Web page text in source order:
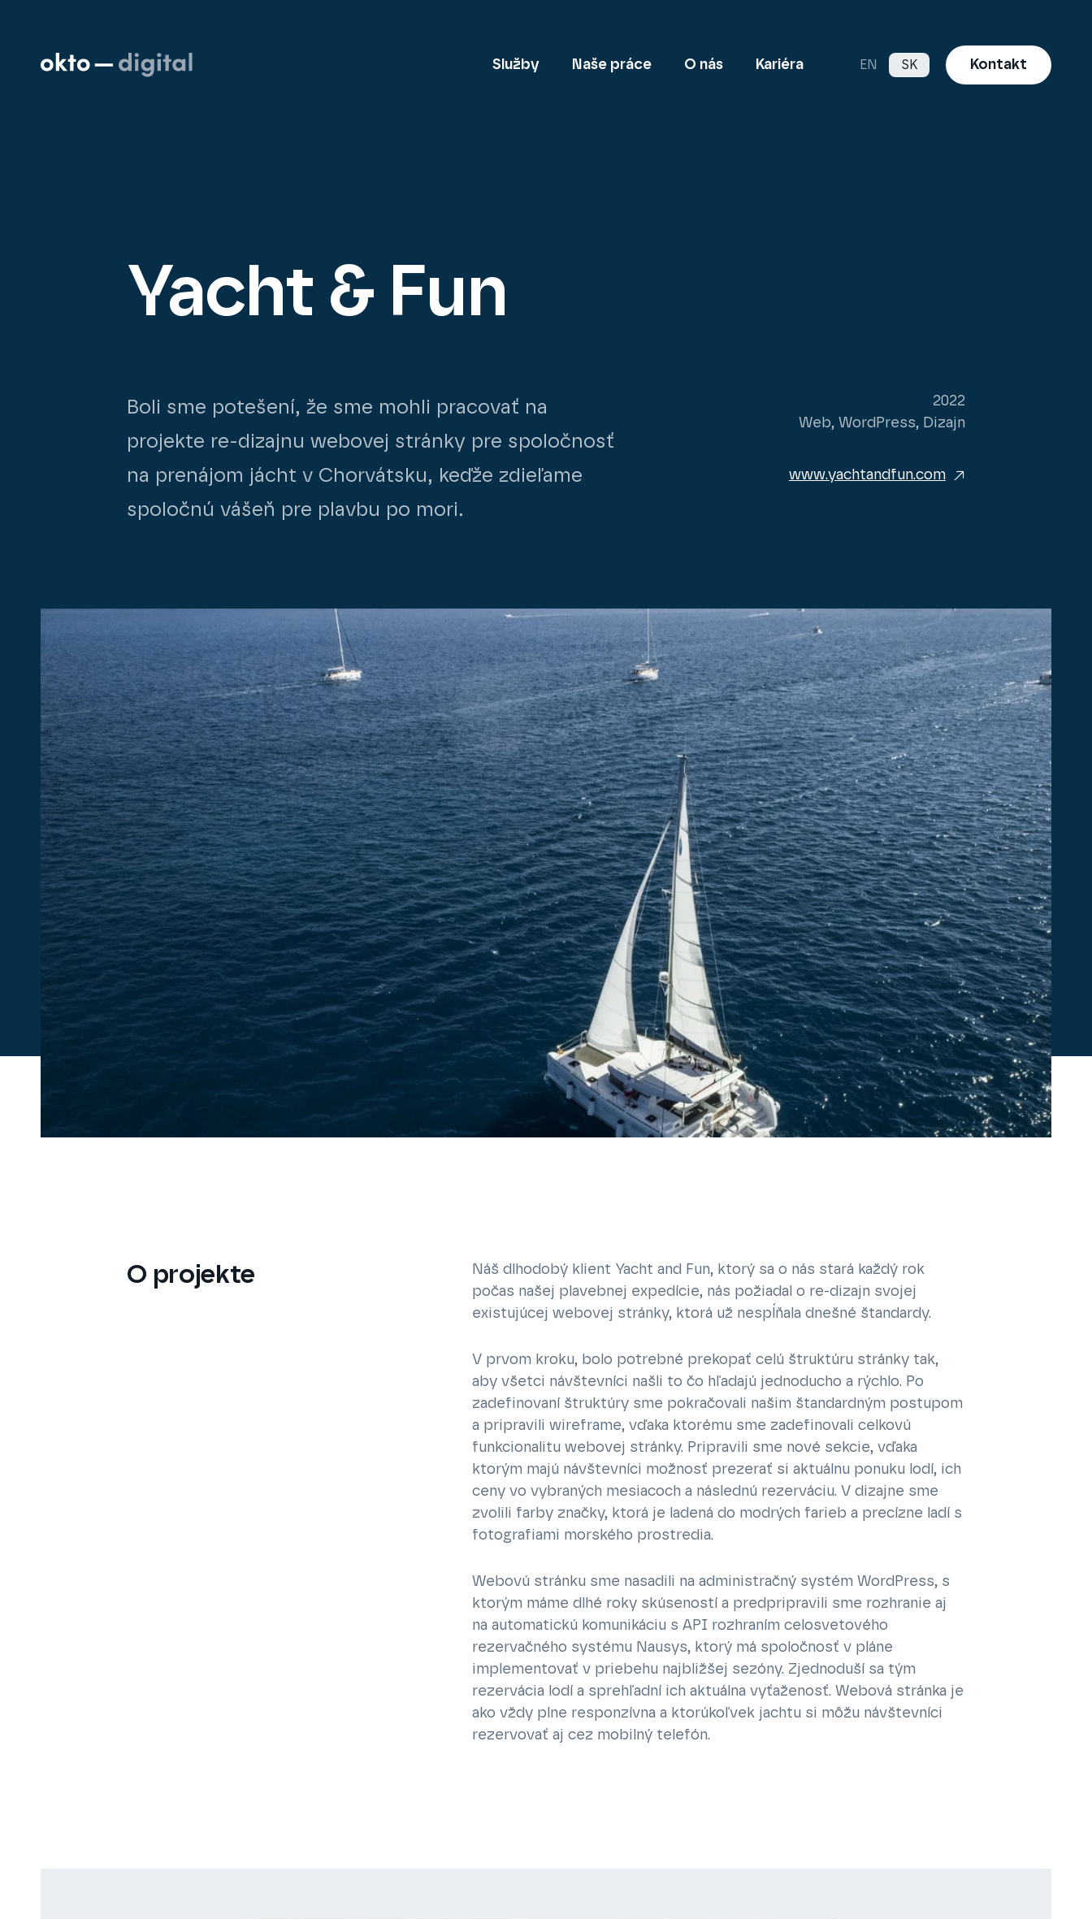
Služby Naše práce O nás Kariéra EN SK Kontakt
Yacht & Fun
Boli sme potešení, že sme mohli pracovať na
projekte re-dizajnu webovej stránky pre spoločnosť
na prenájom jácht v Chorvátsku, keďže zdieľame
spoločnú vášeň pre plavbu po mori.
2022
Web, WordPress, Dizajn
www.yachtandfun.com
O projekte
Náš dlhodobý klient Yacht and Fun, ktorý sa o nás stará každý rok
počas našej plavebnej expedície, nás požiadal o re-dizajn svojej
existujúcej webovej stránky, ktorá už nespĺňala dnešné štandardy.
V prvom kroku, bolo potrebné prekopať celú štruktúru stránky tak,
aby všetci návštevníci našli to čo hľadajú jednoducho a rýchlo. Po
zadefinovaní štruktúry sme pokračovali našim štandardným postupom
a pripravili wireframe, vďaka ktorému sme zadefinovali celkovú
funkcionalitu webovej stránky. Pripravili sme nové sekcie, vďaka
ktorým majú návštevníci možnosť prezerať si aktuálnu ponuku lodí, ich
ceny vo vybraných mesiacoch a následnú rezerváciu. V dizajne sme
zvolili farby značky, ktorá je ladená do modrých farieb a precízne ladí s
fotografiami morského prostredia.
Webovú stránku sme nasadili na administračný systém WordPress, s
ktorým máme dlhé roky skúseností a predpripravili sme rozhranie aj
na automatickú komunikáciu s API rozhraním celosvetového
rezervačného systému Nausys, ktorý má spoločnosť v pláne
implementovať v priebehu najbližšej sezóny. Zjednoduší sa tým
rezervácia lodí a sprehľadní ich aktuálna vyťaženosť. Webová stránka je
ako vždy plne responzívna a ktorúkoľvek jachtu si môžu návštevníci
rezervovať aj cez mobilný telefón.